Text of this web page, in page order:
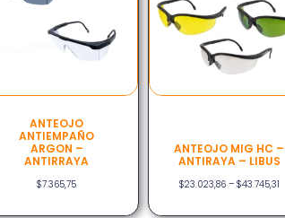
ANTEOJO
ANTIEMPAÑO
ARGON –
ANTIRRAYA
$7.365,75
ANTEOJO MIG HC –
ANTIRAYA – LIBUS
$23.023,86 – $43.745,31